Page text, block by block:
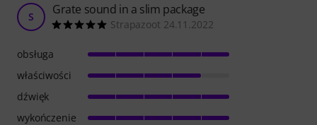
S Grate sound in a slim package
Strapazoot 24.11.2022
obsługa
właściwości
dźwięk
wykończenie